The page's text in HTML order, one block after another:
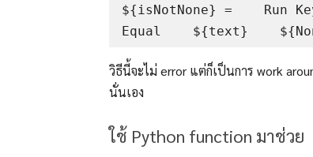
${isNotNone} =    Run
วิธีนี้จะไม่ error แต่ก็เป็นการ work
นั่นเอง
ใช้ Python function มาช่วย